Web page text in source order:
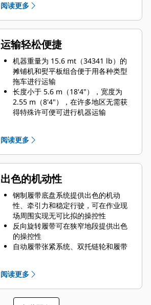
高达 300 mm（12"）的摊铺深度支持
集料摊铺应用
阅读更多
运输轻松便捷
机器重量为 15.6 mt（34341 lb）的
摊铺机和熨平板组合便于用各种类型
拖车进行运输
长度小于 5.6 m（18'4"），宽度为
2.55 m（8'4"），在许多地区无需获
得特殊许可便可进行机器运输
度延长到 5.1 m（16'）
在向各种设计的拖车上进行装载时，
17º 的前部装载角和较高的前保险杠间
隙可减轻对额外阻挡装置的需要
提供电动或手动顶篷选件，可以快速
而轻松地升起或缩回顶篷
前部、中间和后部系紧装置可以高效
地固定摊铺机，从而快速运输到下一
下作业现场
阅读更多
出色的机动性
钢制履带底盘系统提供出色的机动
性、牵引力和稳定行驶，可在作业现
场周围实现无可比拟的操控性
反向旋转履带可在狭窄地段提供出色
的操控性
自动履带张紧系统、双托链轮和履带
带有异型聚氨酯垫的三抓地齿履带板
强度高，经久耐用，同时还可在不平
整表面上实现平稳行驶和最低限度的
阅读更多